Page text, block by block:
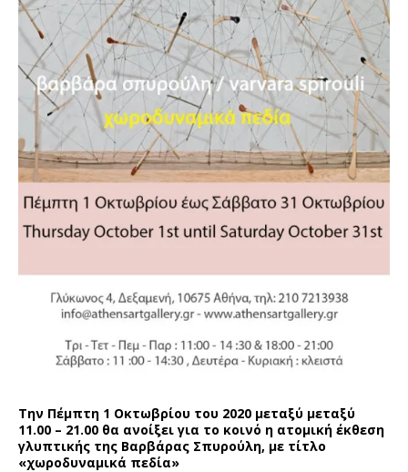
Την Πέμπτη 1 Οκτωβρίου του 2020 μεταξύ μεταξύ
11.00 – 21.00 θα ανοίξει για το κοινό η ατομική έκθεση
γλυπτικής της Βαρβάρας Σπυρούλη, με τίτλο
«χωροδυναμικά πεδία»